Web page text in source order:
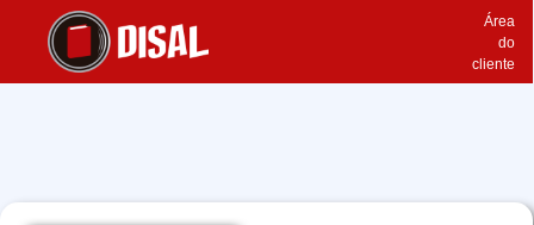
Área
do
cliente